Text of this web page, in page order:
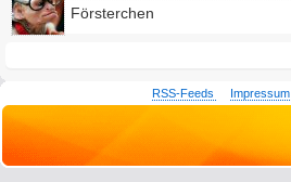
Försterchen
RSS-Feeds Impressum